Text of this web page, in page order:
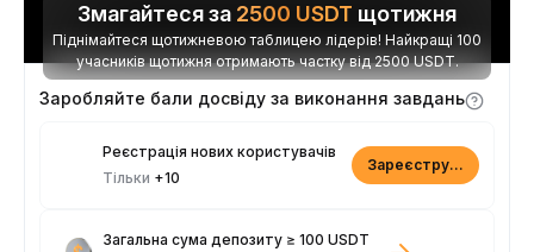
Змагайтеся за 2500 USDT щотижня
Піднімайтеся щотижневою таблицею лідерів! Найкращі 100
учасників щотижня отримають частку від 2500 USDT.
Заробляйте бали досвіду за виконання завдань
Реєстрація нових користувачів
Тільки +10
Зареєструватися
Загальна сума депозиту ≥ 100 USDT